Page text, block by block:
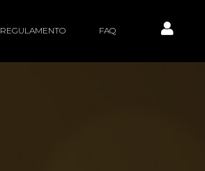
REGULAMENTO FAQ